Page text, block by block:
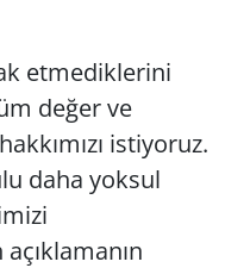
etmediklerini
değer ve
istiyoruz.
daha yoksul